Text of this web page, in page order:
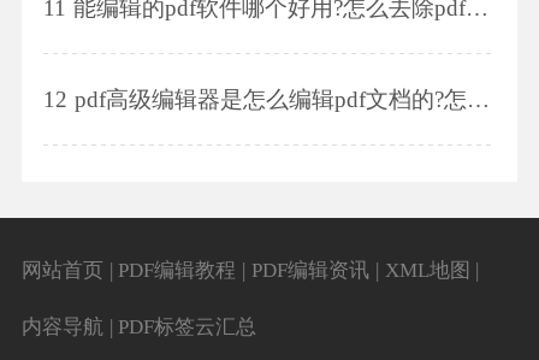
11 能编辑的pdf软件哪个好用?怎么去除pdf文档水印?
12 pdf高级编辑器是怎么编辑pdf文档的?怎么修改pdf页边距?
网站首页 | PDF编辑教程 | PDF编辑资讯 | XML地图 |
内容导航 | PDF标签云汇总